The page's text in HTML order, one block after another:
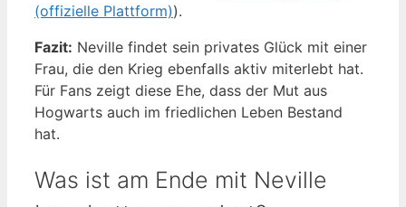
(offizielle Plattform)).
Fazit: Neville findet sein privates Glück mit einer
Frau, die den Krieg ebenfalls aktiv miterlebt hat.
Für Fans zeigt diese Ehe, dass der Mut aus
Hogwarts auch im friedlichen Leben Bestand
hat.
Was ist am Ende mit Neville